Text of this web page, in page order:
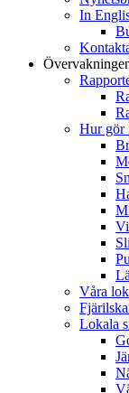
In
Hur gör
Våra
Lokala